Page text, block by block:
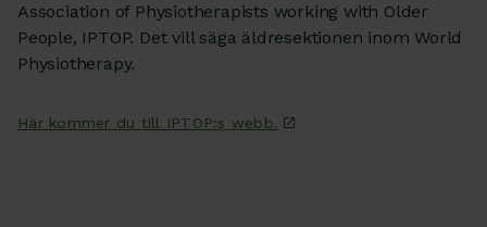
Association of Physiotherapists working with Older
People, IPTOP. Det vill säga äldresektionen inom World
Physiotherapy.
Här kommer du till IPTOP:s webb.